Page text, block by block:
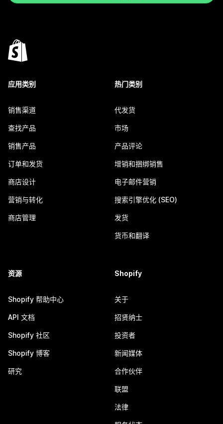
应用类别
销售渠道
查找产品
销售产品
订单和发货
商店设计
营销与转化
商店管理
热门类别
代发货
市场
产品评论
增销和捆绑销售
电子邮件营销
搜索引擎优化 (SEO)
发货
货币和翻译
资源
Shopify 帮助中心
API 文档
Shopify 社区
Shopify 博客
研究
Shopify
关于
招贤纳士
投资者
新闻媒体
合作伙伴
联盟
法律